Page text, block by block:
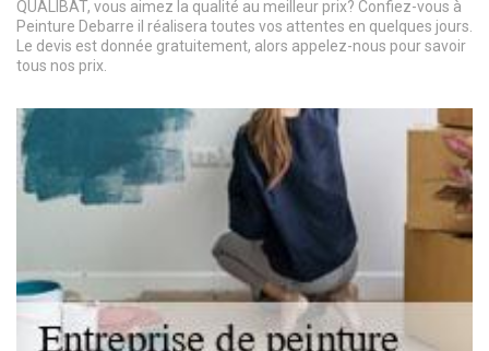
QUALIBAT, vous aimez la qualité au meilleur prix? Confiez-vous à
Peinture Debarre il réalisera toutes vos attentes en quelques jours.
Le devis est donnée gratuitement, alors appelez-nous pour savoir
tous nos prix.